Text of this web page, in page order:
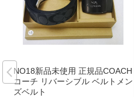
NO18新品未使用 正規品COACH
コーチ リバーシブル ベルトメン
ズベルト